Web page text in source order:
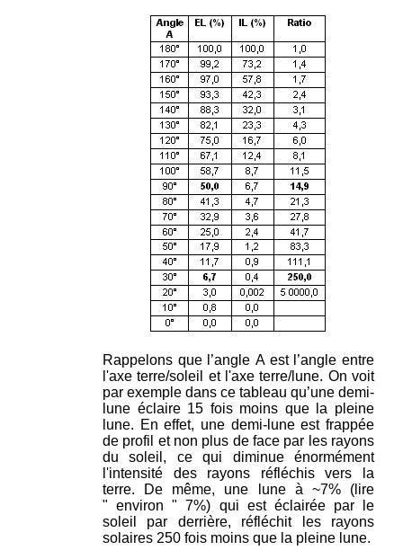
Rappelons que l’angle A est l’angle entre
l'axe terre/soleil et l'axe terre/lune. On voit
par exemple dans ce tableau qu’une demi-
lune éclaire 15 fois moins que la pleine
lune. En effet, une demi-lune est frappée
de profil et non plus de face par les rayons
du soleil, ce qui diminue énormément
l'intensité des rayons réfléchis vers la
terre. De même, une lune à ~7% (lire
" environ " 7%) qui est éclairée par le
soleil par derrière, réfléchit les rayons
solaires 250 fois moins que la pleine lune.